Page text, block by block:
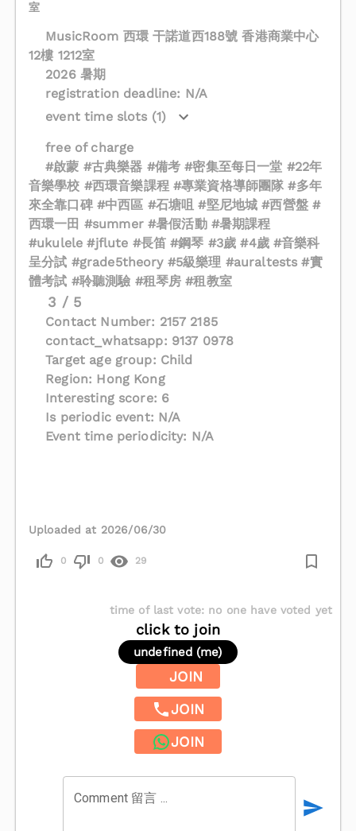
室
MusicRoom 西環 干諾道西188號 香港商業中心
12樓 1212室
2026 暑期
registration deadline: N/A
event time slots (1)
free of charge
#啟蒙 #古典樂器 #備考 #密集至每日一堂 #22年
音樂學校 #西環音樂課程 #專業資格導師團隊 #多年
來全靠口碑 #中西區 #石塘咀 #堅尼地城 #西營盤 #
西環一田 #summer #暑假活動 #暑期課程
#ukulele #jflute #長笛 #鋼琴 #3歲 #4歲 #音樂科
呈分試 #grade5theory #5級樂理 #auraltests #實
體考試 #聆聽測驗 #租琴房 #租教室
3 / 5
Contact Number: 2157 2185
contact_whatsapp: 9137 0978
Target age group: Child
Region: Hong Kong
Interesting score: 6
Is periodic event: N/A
Event time periodicity: N/A
Uploaded at 2026/06/30
0 0 29
time of last vote: no one have voted yet
click to join
undefined (me)
JOIN
JOIN
JOIN
Comment 留言 ...